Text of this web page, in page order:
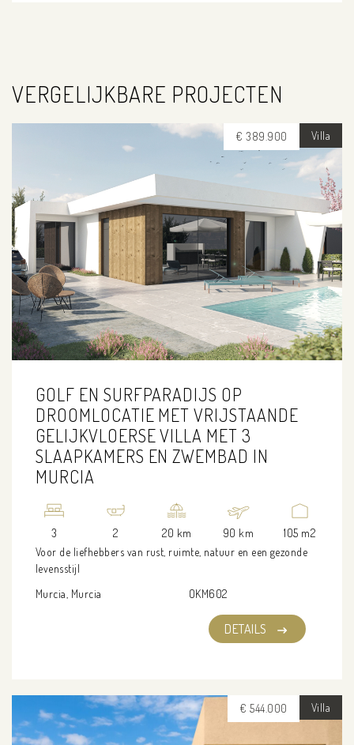
VERGELIJKBARE PROJECTEN
Villa
€ 389.900
GOLF EN SURFPARADIJS OP
DROOMLOCATIE MET VRIJSTAANDE
GELIJKVLOERSE VILLA MET 3
SLAAPKAMERS EN ZWEMBAD IN
MURCIA
3 2 20 km 90 km
105 m2
Voor de liefhebbers van rust, ruimte, natuur en een gezonde
levensstijl
Murcia, Murcia
OKM602
DETAILS
Villa
€ 544.000